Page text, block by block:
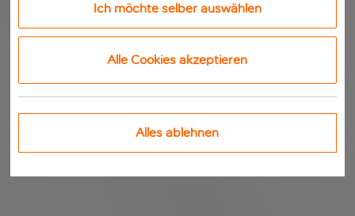
Ich möchte selber auswählen
Alle Cookies akzeptieren
Alles ablehnen